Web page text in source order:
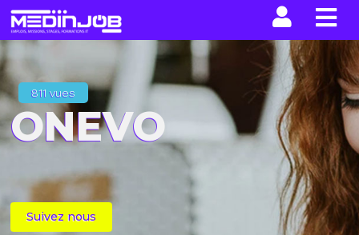
811 vues
ONEVO
Suivez nous